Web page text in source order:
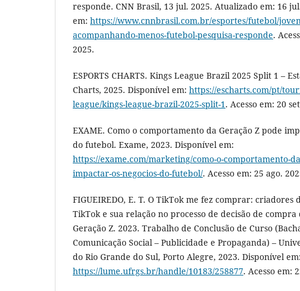
responde. CNN Brasil, 13 jul. 2025. Atualizado em: 16
em: https://www.cnnbrasil.com.br/esportes/futebol/
acompanhando-menos-futebol-pesquisa-responde.
2025.
ESPORTS CHARTS. Kings League Brazil 2025 Split 1 –
Charts, 2025. Disponível em: https://escharts.com/pt/
league/kings-league-brazil-2025-split-1. Acesso em: 20
EXAME. Como o comportamento da Geração Z pode
do futebol. Exame, 2023. Disponível em:
https://exame.com/marketing/como-o-comportamento-
impactar-os-negocios-do-futebol/. Acesso em: 25 ago.
FIGUEIREDO, E. T. O TikTok me fez comprar: criadores
TikTok e sua relação no processo de decisão de
Geração Z. 2023. Trabalho de Conclusão de Curso
Comunicação Social – Publicidade e Propaganda) –
do Rio Grande do Sul, Porto Alegre, 2023. Disponível em:
https://lume.ufrgs.br/handle/10183/258877. Acesso em: